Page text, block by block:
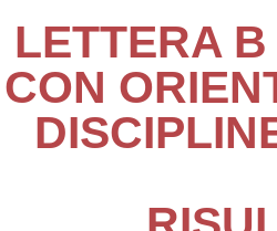
LETTERA
CON